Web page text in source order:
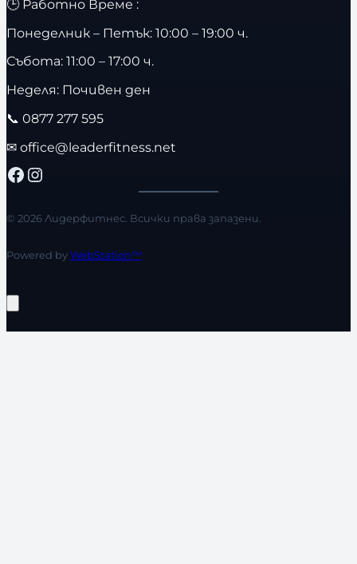
🕒 Работно Време :
Понеделник – Петък: 10:00 – 19:00 ч.
Събота: 11:00 – 17:00 ч.
Неделя: Почивен ден
📞 0877 277 595
✉ office@leaderfitness.net
Facebook Instagram
© 2026 Лидерфитнес. Всички права запазени.
Powered byWebStation™